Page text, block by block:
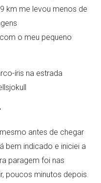
km me levou menos de
o meu pequeno
antes de chegar
bem indicado e iniciei a
paragem foi nas
poucos minutos depois.